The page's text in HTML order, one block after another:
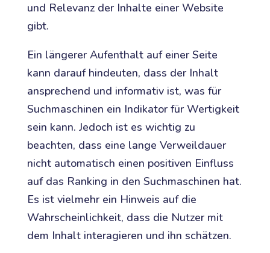
und Relevanz der Inhalte einer Website
gibt.
Ein längerer Aufenthalt auf einer Seite
kann darauf hindeuten, dass der Inhalt
ansprechend und informativ ist, was für
Suchmaschinen ein Indikator für Wertigkeit
sein kann. Jedoch ist es wichtig zu
beachten, dass eine lange Verweildauer
nicht automatisch einen positiven Einfluss
auf das Ranking in den Suchmaschinen hat.
Es ist vielmehr ein Hinweis auf die
Wahrscheinlichkeit, dass die Nutzer mit
dem Inhalt interagieren und ihn schätzen.